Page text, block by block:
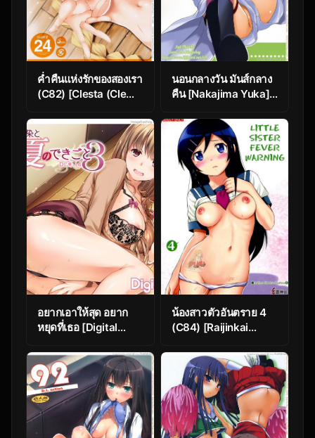
ค่ำคืนแห่งรักของสองเรา
(C82) [Clesta (Cle
(Kyoukai Senjou no
Horizon)
นอนกลางวัน มันส์กลาง
คืน [Nakajima Yuka]
อยากเอาให้สุด อยาก
หยุดที่เธอ [Digital
Yuka)] Hitozuma
Osananajimi to
Hitonatsu no
Dekigoto 3 DLO-14 –
Part 1
น้องสาวตัวอันตราย 4
(C84) [Raijinkai
Oreimo Binetsu
Tyuihou 4 | Little
Sister Fever Warning
4 (Ore no Imouto ga
Konna ni Kawaii
Wake ga Nai)